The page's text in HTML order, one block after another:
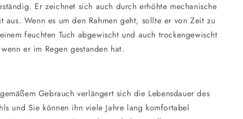
Er zeichnet sich auch durch erhöhte mechanische
aus. Wenn es um den Rahmen geht, sollte er von Zeit zu
feuchten Tuch abgewischt und auch trockengewischt
er im Regen gestanden hat.
Gebrauch verlängert sich die Lebensdauer des
und Sie können ihn viele Jahre lang komfortabel